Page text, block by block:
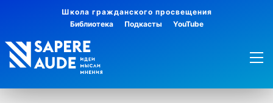
Школа гражданского просвещения
Библиотека
Подкасты YouTube